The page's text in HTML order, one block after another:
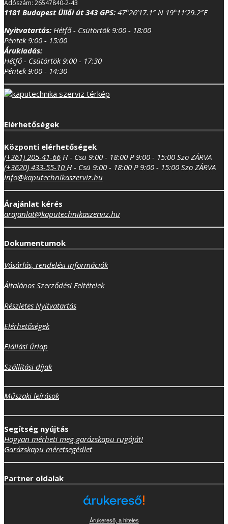
Adószám: 26547840-2-43
1181 Budapest Üllői út 343 GPS: 47°26’17.1″ N 19°11’29.2″E
Nyitvatartás: Hétfő - Csütörtök 9:00 - 18:00
Péntek 9:00 - 15:00
Árukiadás:
Hétfő - Csütörtök 9:00 - 17:30
Péntek 9:00 - 14:30
Elérhetőségek
Központi elérhetőségek
(+361) 205-41-66 H - Csü 9:00 - 18:00 P 9:00 - 15:00 Szo ZÁRVA
(+3620) 433-55-10 H - Csü 9:00 - 18:00 P 9:00 - 15:00 Szo ZÁRVA
info@kaputechnikaszerviz.hu
Árajánlat kérés
arajanlat@kaputechnikaszerviz.hu
Dokumentumok
Vásárlás, rendelési információk
Általános Szerződési Feltételek
Részletes Nyitvatartás
Elérhetőségek
Elállási űrlap
Szállítási díjak
Műszaki leírások
Segítség nyújtás
Hogyan mérheti meg garázskapu rugóját!
Garázskapu méretsegédlet
Partner oldalak
Árukereső, a hiteles